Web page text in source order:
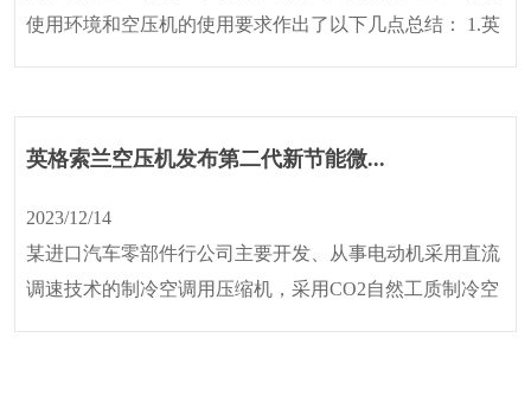
使用环境和空压机的使用要求作出了以下几点总结： 1.英
英格索兰空压机发布第二代新节能微...
2023/12/14
某进口汽车零部件行公司主要开发、从事电动机采用直流
调速技术的制冷空调用压缩机，采用CO2自然工质制冷空